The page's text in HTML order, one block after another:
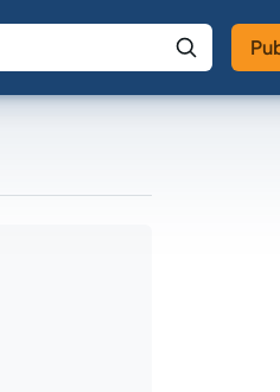
IA Buscar no Jus